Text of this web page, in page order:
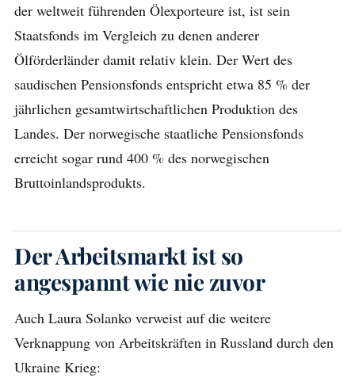
der weltweit führenden Ölexporteure ist, ist sein
Staatsfonds im Vergleich zu denen anderer
Ölförderländer damit relativ klein. Der Wert des
saudischen Pensionsfonds entspricht etwa 85 % der
jährlichen gesamtwirtschaftlichen Produktion des
Landes. Der norwegische staatliche Pensionsfonds
erreicht sogar rund 400 % des norwegischen
Bruttoinlandsprodukts.
Der Arbeitsmarkt ist so
angespannt wie nie zuvor
Auch Laura Solanko verweist auf die weitere
Verknappung von Arbeitskräften in Russland durch den
Ukraine Krieg: